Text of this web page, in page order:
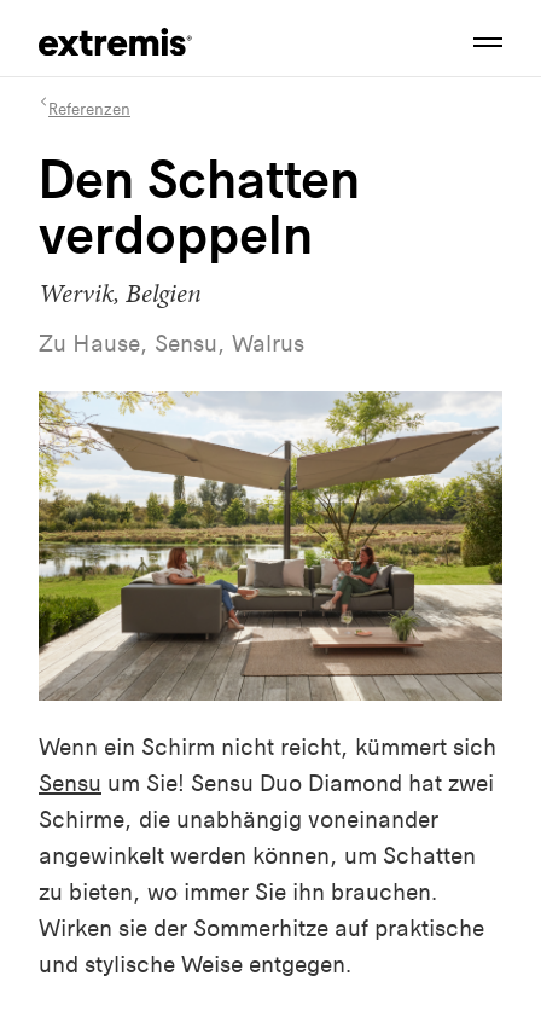
Referenzen
Den Schatten
verdoppeln
Wervik, Belgien
Zu Hause, Sensu, Walrus
Wenn ein Schirm nicht reicht, kümmert sich
Sensu um Sie! Sensu Duo Diamond hat zwei
Schirme, die unabhängig voneinander
angewinkelt werden können, um Schatten
zu bieten, wo immer Sie ihn brauchen.
Wirken sie der Sommerhitze auf praktische
und stylische Weise entgegen.